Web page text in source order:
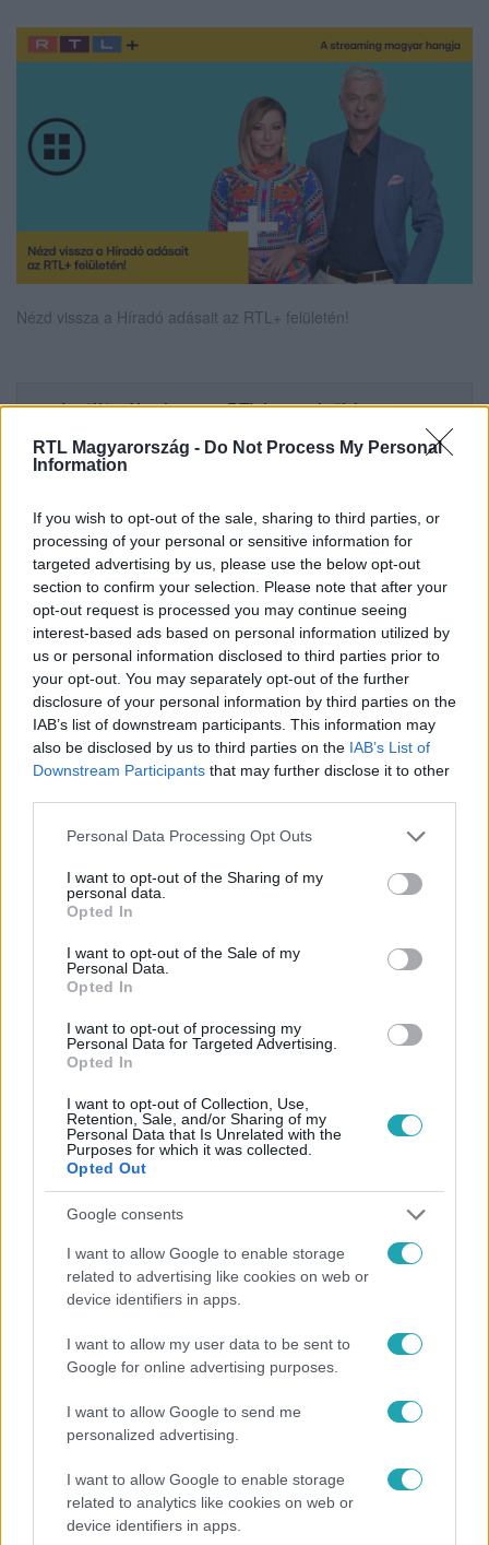
RTL Magyarország - Do Not Process My Personal
Information
If you wish to opt-out of the sale, sharing to third parties, or
processing of your personal or sensitive information for
targeted advertising by us, please use the below opt-out
section to confirm your selection. Please note that after your
opt-out request is processed you may continue seeing
interest-based ads based on personal information utilized by
us or personal information disclosed to third parties prior to
your opt-out. You may separately opt-out of the further
disclosure of your personal information by third parties on the
IAB’s list of downstream participants. This information may
also be disclosed by us to third parties on the IAB’s List of
Downstream Participants that may further disclose it to other
Please note that this website/app uses one or more Google
not limited to your visit or usage behaviour. You may click to
grant or deny consent to Google and its third-party tags to
use your data for below specified purposes in below Google
consent section.
Personal Data Processing Opt Outs
I want to opt-out of the Sharing of my
personal data.
Opted In
I want to opt-out of the Sale of my
Personal Data.
Opted In
I want to opt-out of processing my
Personal Data for Targeted Advertising.
Opted In
I want to opt-out of Collection, Use,
Retention, Sale, and/or Sharing of my
Personal Data that Is Unrelated with the
Purposes for which it was collected.
Opted Out
Google consents
I want to allow Google to enable storage
related to advertising like cookies on web or
device identifiers in apps.
I want to allow my user data to be sent to
Google for online advertising purposes.
I want to allow Google to send me
personalized advertising.
I want to allow Google to enable storage
related to analytics like cookies on web or
device identifiers in apps.
Nézd vissza a Híradó adásait az RTL+ felületén!
Itt állítsd be, hogy az RTL.hu az elsők között
Kövess minket, és értesülj a friss hírekről a
Facebookon is!
Követem
HÍRADÓ #ADÁSRÉSZLETEK #IDŐJÁRÁS
HŐSÉG #MELEG
Népszerű
Ez a 3 népszerű kerti növény akár az ingatlanod